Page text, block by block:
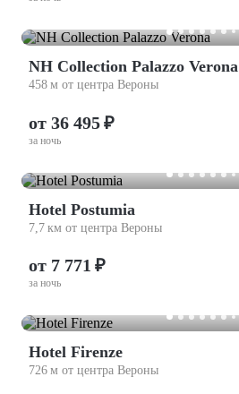
NH Collection Palazzo Verona
458 м от центра Вероны
от 36 495 ₽
за ночь
Hotel Postumia
7,7 км от центра Вероны
от 7 771 ₽
за ночь
Hotel Firenze
726 м от центра Вероны